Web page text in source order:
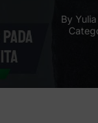
Tanya Apollo
By Yulia